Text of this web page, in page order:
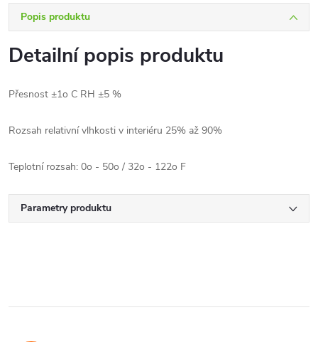
Popis produktu
Detailní popis produktu
Přesnost ±1o C RH ±5 %
Rozsah relativní vlhkosti v interiéru 25% až 90%
Teplotní rozsah: 0o - 50o / 32o - 122o F
Parametry produktu